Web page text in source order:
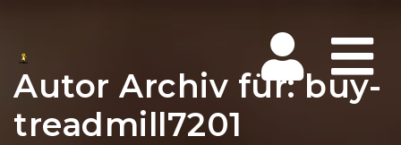
Autor Archiv für: buy-
treadmill7201